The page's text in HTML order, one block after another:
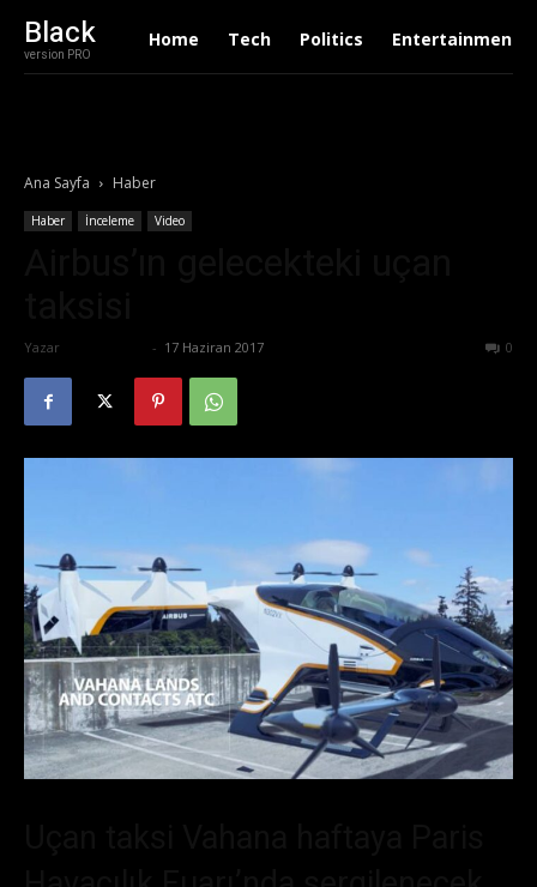
Black
version PRO
Home Tech Politics Entertainment
Ana Sayfa Haber
Haber İnceleme Video
Yazar - 17 Haziran 2017 0